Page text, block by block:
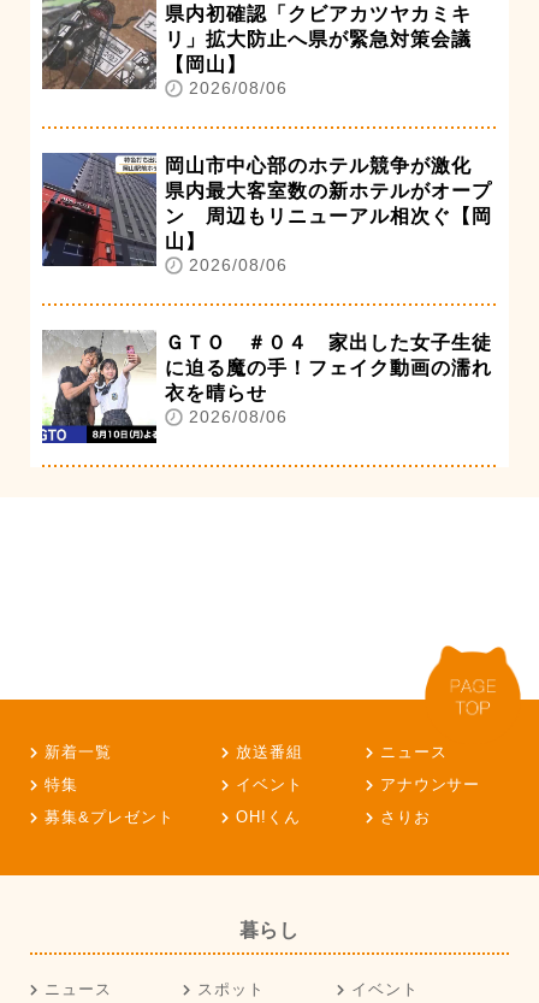
県内初確認「クビアカツヤカミキ
リ」拡大防止へ県が緊急対策会議
【岡山】
2026/08/06
岡山市中心部のホテル競争が激化
県内最大客室数の新ホテルがオープ
ン 周辺もリニューアル相次ぐ【岡
山】
2026/08/06
ＧＴＯ ＃０４ 家出した女子生徒
に迫る魔の手！フェイク動画の濡れ
衣を晴らせ
2026/08/06
新着一覧 放送番組
ニュース
特集
イベント
アナウンサー
募集&プレゼント
OH!くん さりお
暮らし
ニュース スポット
イベント